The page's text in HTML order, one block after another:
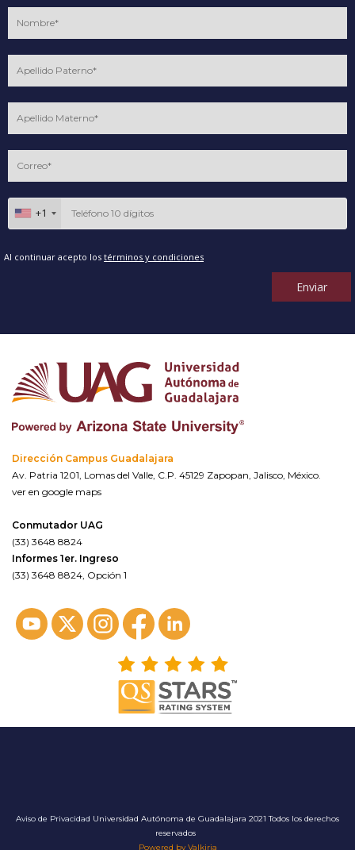
+1
Al continuar acepto los términos y condiciones
Enviar
Dirección Campus Guadalajara
Av. Patria 1201, Lomas del Valle, C.P. 45129 Zapopan, Jalisco, México.
ver en google maps
Conmutador UAG
(33) 3648 8824
Informes 1er. Ingreso
(33) 3648 8824, Opción 1
Aviso de Privacidad Universidad Autónoma de Guadalajara 2021 Todos los derechos
reservados
Powered by Valkiria